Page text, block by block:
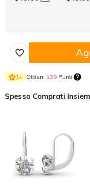
1× Ottieni 139Punti
Spesso Comprati